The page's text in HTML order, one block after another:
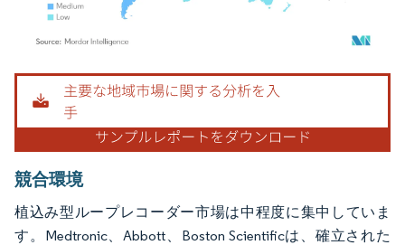
画像 © Mordor Intelligence。再利用にはCC BY 4.0の表示が必要です。
競合環境
植込み型ループレコーダー市場は中程度に集中していま
す。Medtronic、Abbott、Boston Scientificは、確立された